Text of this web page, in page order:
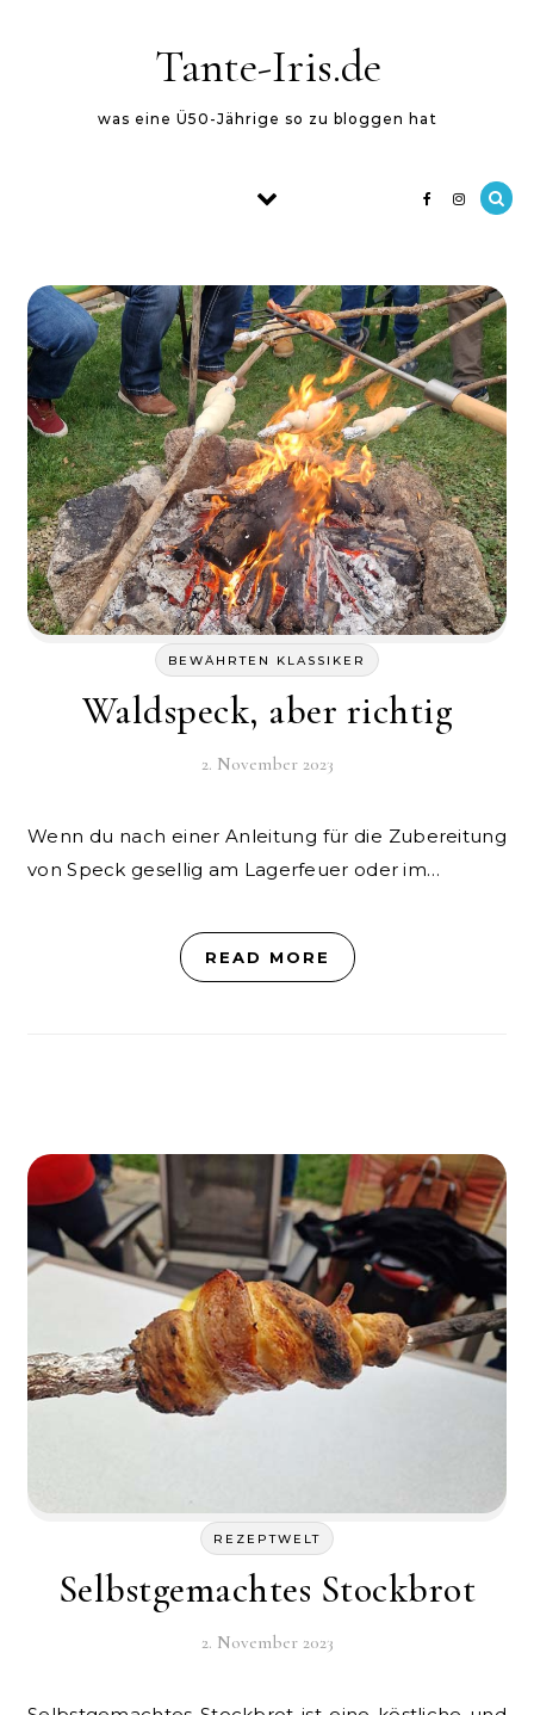
Tante-Iris.de
was eine Ü50-Jährige so zu bloggen hat
BEWÄHRTEN KLASSIKER
Waldspeck, aber richtig
2. November 2023
Wenn du nach einer Anleitung für die Zubereitung
von Speck gesellig am Lagerfeuer oder im…
READ MORE
REZEPTWELT
Selbstgemachtes Stockbrot
2. November 2023